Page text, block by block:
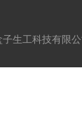
生工科技有限